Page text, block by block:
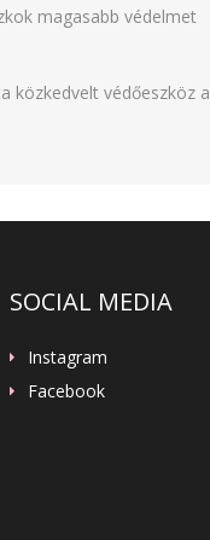
magasabb védelmet
közkedvelt védőeszköz a
SOCIAL MEDIA
Instagram
Facebook